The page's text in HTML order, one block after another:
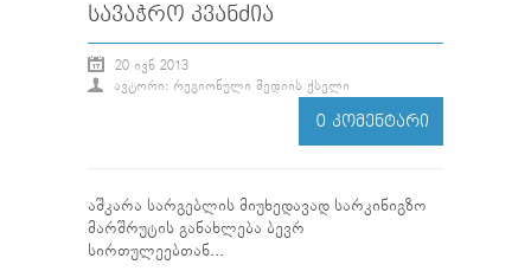
ᲡᲐᲕᲐᲭᲠᲝ ᲙᲕᲐᲜᲫᲘᲐ
20 ᲘᲕᲜ 2013
ᲐᲕᲢᲝᲠᲘ: ᲠᲔᲒᲘᲝᲜᲣᲚᲘ ᲛᲔᲓᲘᲘᲡ ᲥᲡᲔᲚᲘ
0 ᲙᲝᲛᲔᲜᲢᲐᲠᲘ
აშკარა სარგებლის მიუხედავად სარკინიგზო
მარშრუტის განახლება ბევრ
სირთულეებთან...